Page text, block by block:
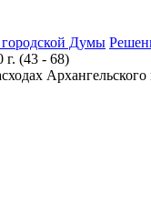
Думы
г. (43 - 68)